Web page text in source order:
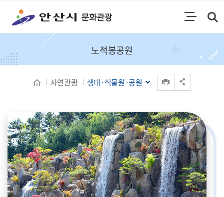
주메뉴
노적봉공원
자연관광 생태·식물원·공원